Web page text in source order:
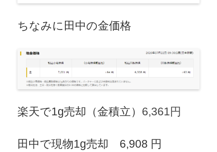
ちなみに田中の金価格
楽天で1g売却（金積立） 6,361円
田中で現物1g売却 6,908 円